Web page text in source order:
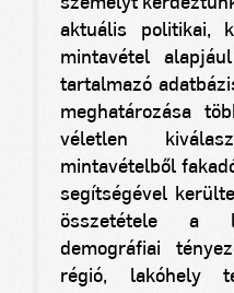
aktuális politikai,
mintavétel
tartalmazó
meghatározása
véletlen
mintavételből
segítségével
összetétele a
demográfiai
régió, lakóhely